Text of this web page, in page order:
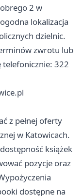
2 w
lokalizacja
dzielnic.
zwrotu lub
322
z pełnej oferty
w Katowicach.
książek
pozycje oraz
dostępne na